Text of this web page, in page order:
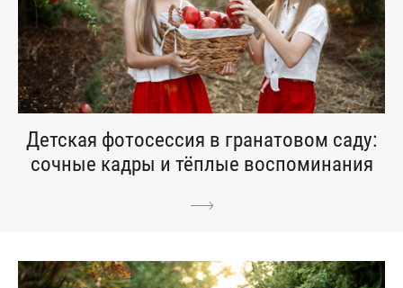
Детская фотосессия в гранатовом саду:
сочные кадры и тёплые воспоминания